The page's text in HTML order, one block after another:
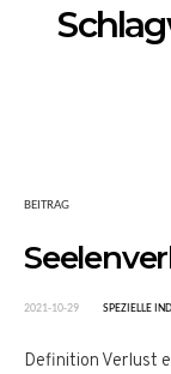
BEITRAG
2021-10-29 SPEZIELLE
Definition Verlust